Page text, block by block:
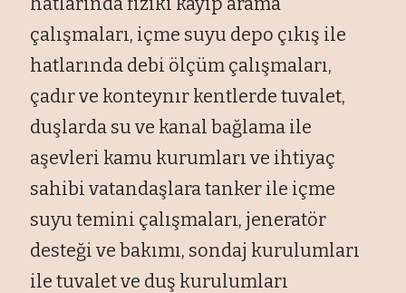
çalışmaları, içme suyu depo çıkış ile
hatlarında debi ölçüm çalışmaları,
çadır ve konteynır kentlerde tuvalet,
duşlarda su ve kanal bağlama ile
aşevleri kamu kurumları ve ihtiyaç
sahibi vatandaşlara tanker ile içme
suyu temini çalışmaları, jeneratör
desteği ve bakımı, sondaj kurulumları
ile tuvalet ve duş kurulumları